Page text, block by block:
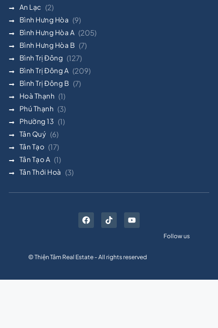
An Lạc (2)
Bình Hưng Hòa (9)
Bình Hưng Hòa A (205)
Bình Hưng Hòa B (7)
Bình Trị Đông (127)
Bình Trị Đông A (209)
Bình Trị Đông B (7)
Hoà Thạnh (1)
Phú Thạnh (3)
Phường 13 (1)
Tân Quý (6)
Tân Tạo (17)
Tân Tạo A (1)
Tân Thới Hoà (3)
© Thiện Tâm Real Estate - All rights reserved
Follow us